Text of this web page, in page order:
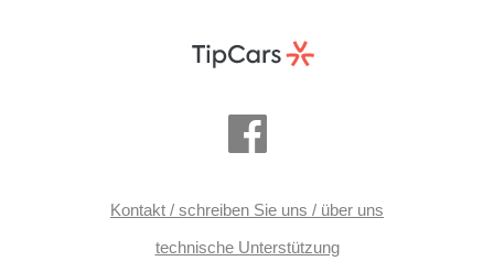
Kontakt / schreiben Sie uns / über uns
technische Unterstützung